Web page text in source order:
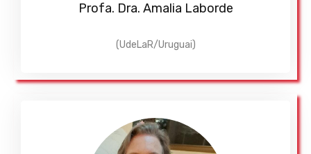
Profa. Dra. Amalia Laborde
(UdeLaR/Uruguai)